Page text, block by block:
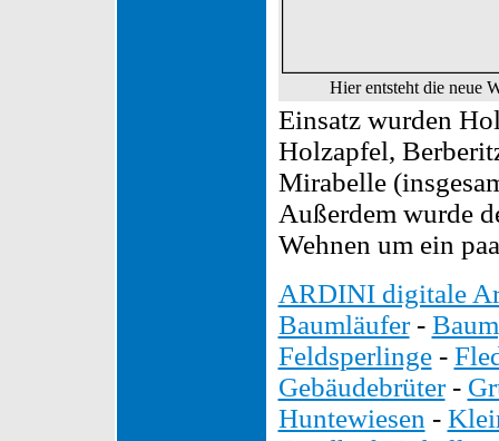
Hier entsteht die neue
Einsatz wurden
Holzapfel,
Mirabelle
Außerdem wurde
Wehnen um ein
ARDINI digitale
Baumläufer-
Feldsperlinge-
Gebäudebrüter-
Huntewiesen -